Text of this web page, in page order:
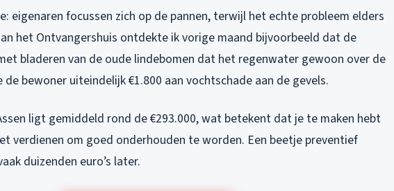
eigenaren focussen zich op de pannen, terwijl het echte probleem elders
het Ontvangershuis ontdekte ik vorige maand bijvoorbeeld dat de
bladeren van de oude lindebomen dat het regenwater gewoon over de
bewoner uiteindelijk €1.800 aan vochtschade aan de gevels.
ligt gemiddeld rond de €293.000, wat betekent dat je te maken hebt
verdienen om goed onderhouden te worden. Een beetje preventief
duizenden euro’s later.